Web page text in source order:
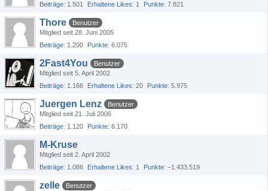
Beiträge 1.501 Erhaltene Likes 1 Punkte 7.821
Thore
Benutzer
Mitglied seit 28. Juni 2005
Beiträge 1.200 Punkte 6.075
2Fast4You
Benutzer
Mitglied seit 5. April 2002
Beiträge 1.166 Erhaltene Likes 20 Punkte 5.975
Juergen Lenz
Benutzer
Mitglied seit 21. Juli 2006
Beiträge 1.120 Punkte 6.170
M-Kruse
Mitglied seit 2. April 2002
Beiträge 1.086 Erhaltene Likes 1 Punkte −1.433.519
zelle
Benutzer